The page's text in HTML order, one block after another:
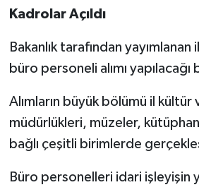
Kadrolar Açıldı
Bakanlık tarafından
büro personeli alımı
Alımların büyük bölümü il kültür
müdürlükleri, müzeler,
bağlı çeşitli birimlerde
Büro personelleri idari işleyişin